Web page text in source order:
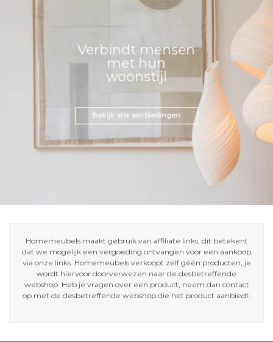
Verbindt mensen
met hun
woonstijl
Bekijk alle aanbiedingen
Homemeubels maakt gebruik van affiliate links, dit betekent
dat we mogelijk een vergoeding ontvangen voor een aankoop
via onze links. Homemeubels verkoopt zelf géén producten, je
wordt hiervoor doorverwezen naar de desbetreffende
webshop. Heb je vragen over een product, neem dan contact
op met de desbetreffende webshop die het product aanbiedt.